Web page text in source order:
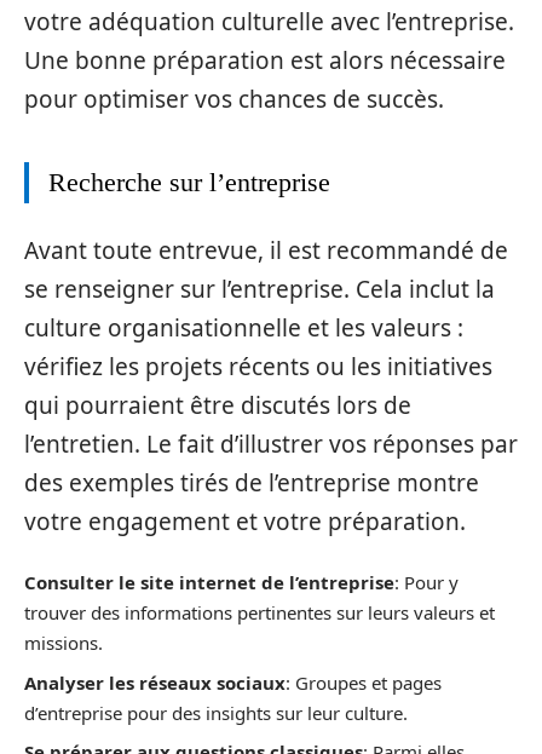
votre adéquation culturelle avec l’entreprise.
Une bonne préparation est alors nécessaire
pour optimiser vos chances de succès.
Recherche sur l’entreprise
Avant toute entrevue, il est recommandé de
se renseigner sur l’entreprise. Cela inclut la
culture organisationnelle et les valeurs :
vérifiez les projets récents ou les initiatives
qui pourraient être discutés lors de
l’entretien. Le fait d’illustrer vos réponses par
des exemples tirés de l’entreprise montre
votre engagement et votre préparation.
Consulter le site internet de l’entreprise: Pour y
trouver des informations pertinentes sur leurs valeurs et
missions.
Analyser les réseaux sociaux: Groupes et pages
d’entreprise pour des insights sur leur culture.